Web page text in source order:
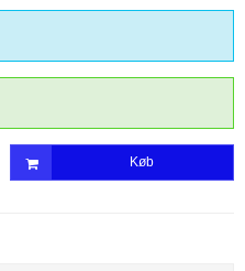
Køb